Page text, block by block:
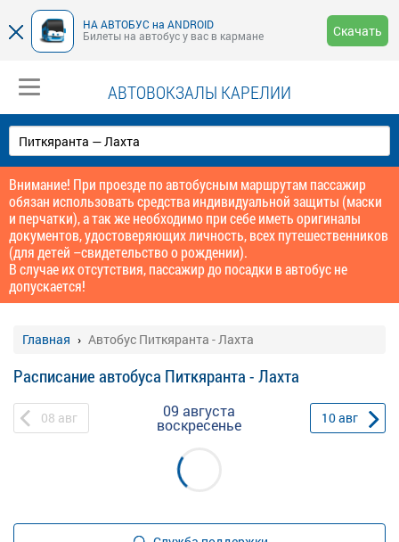
НА АВТОБУС на ANDROID
Билеты на автобус у вас в кармане
Скачать
АВТОВОКЗАЛЫ КАРЕЛИИ
Внимание! При проезде по автобусным маршрутам пассажир
обязан использовать средства индивидуальной защиты (маски
и перчатки), а так же необходимо при себе иметь оригиналы
документов, удостоверяющих личность, всех путешественников
(для детей –свидетельство о рождении).
В случае их отсутствия, пассажир до посадки в автобус не
допускается!
Главная Автобус Питкяранта - Лахта
Расписание автобуса Питкяранта - Лахта
08 авг 09 августа
воскресенье 10авг